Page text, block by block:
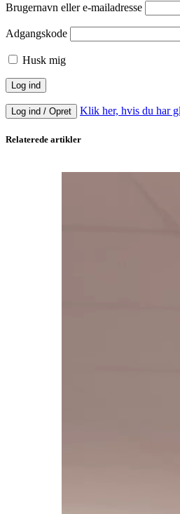
Brugernavn eller e-mailadresse
Adgangskode
Husk mig
Log ind / Opret Klik her, hvis du har
Relaterede artikler